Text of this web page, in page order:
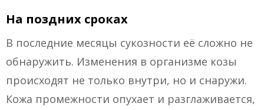
На поздних сроках
В последние месяцы сукозности её сложно не
обнаружить. Изменения в организме козы
происходят не только внутри, но и снаружи.
Кожа промежности опухает и разглаживается,